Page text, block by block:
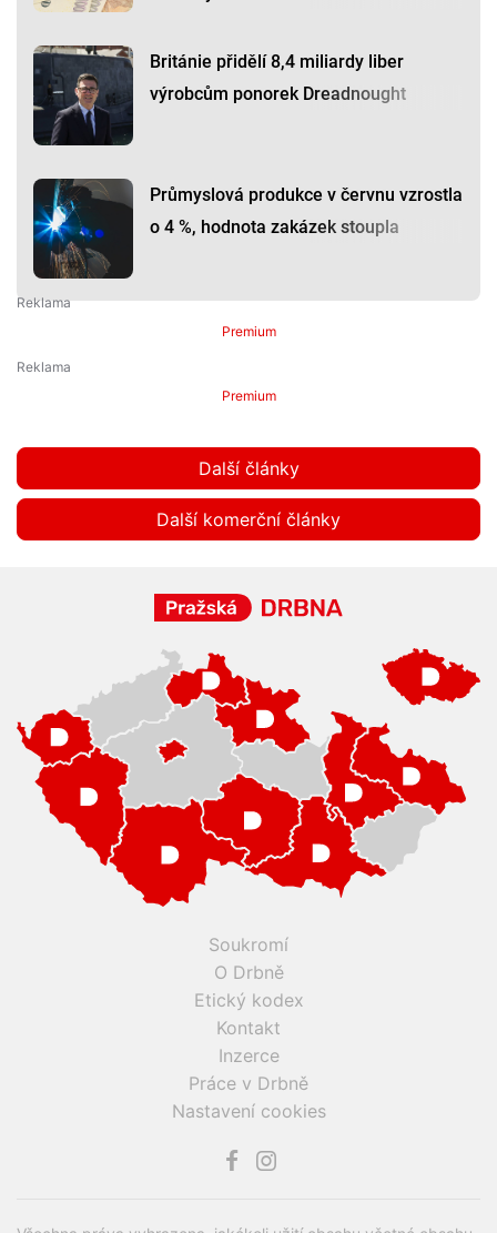
Británie přidělí 8,4 miliardy liber
výrobcům ponorek Dreadnought
Průmyslová produkce v červnu vzrostla
o 4 %, hodnota zakázek stoupla
Premium
Premium
Další články
Další komerční články
Soukromí
O Drbně
Etický kodex
Kontakt
Inzerce
Práce v Drbně
Nastavení cookies